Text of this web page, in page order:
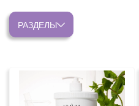
РАЗДЕЛЫ